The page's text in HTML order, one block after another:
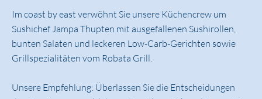
Im coast by east verwöhnt Sie unsere Küchencrew um
Sushichef Jampa Thupten mit ausgefallenen Sushirollen,
bunten Salaten und leckeren Low-Carb-Gerichten sowie
Grillspezialitäten vom Robata Grill.
Unsere Empfehlung: Überlassen Sie die Entscheidungen